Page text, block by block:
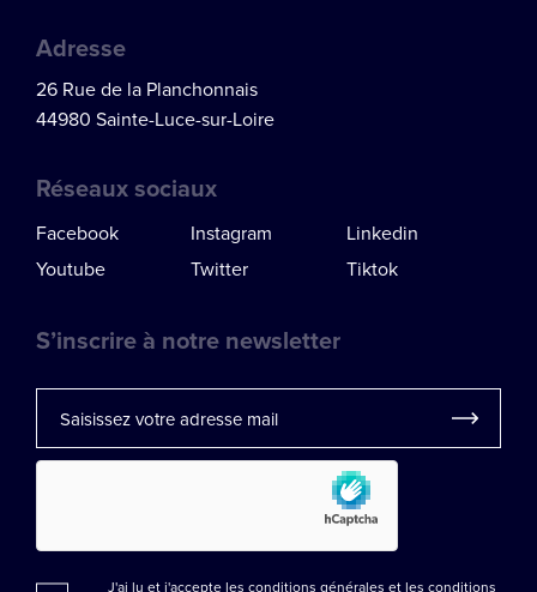
Réseaux sociaux
Facebook Instagram
Linkedin
Youtube
Twitter Tiktok
Adresse
26 Rue de la Planchonnais
44980 Sainte-Luce-sur-Loire
S’inscrire à notre newsletter
J'ai lu et j'accepte les conditions générales et les conditions